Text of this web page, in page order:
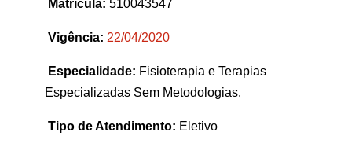
Matrícula: 510043547
Vigência: 22/04/2020
Especialidade: Fisioterapia e Terapias
Especializadas Sem Metodologias.
Tipo de Atendimento: Eletivo